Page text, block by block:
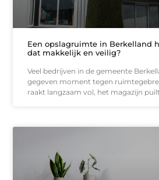
Een opslagruimte in Berkelland
dat makkelijk en veilig?
Veel bedrijven in de gemeente
gegeven moment tegen
raakt langzaam vol, het magazijn